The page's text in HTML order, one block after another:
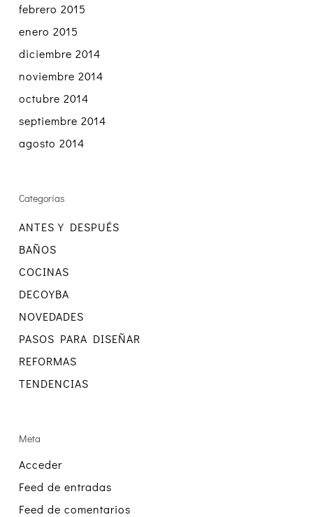
febrero 2015
enero 2015
diciembre 2014
noviembre 2014
octubre 2014
septiembre 2014
agosto 2014
Categorías
ANTES Y DESPUÉS
BAÑOS
COCINAS
DECOYBA
NOVEDADES
PASOS PARA DISEÑAR
REFORMAS
TENDENCIAS
Meta
Acceder
Feed de entradas
Feed de comentarios